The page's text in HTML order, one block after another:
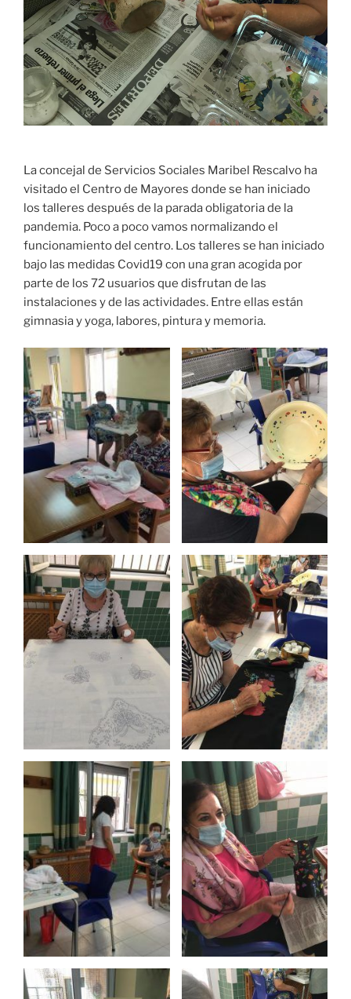
La concejal de Servicios Sociales Maribel Rescalvo ha
visitado el Centro de Mayores donde se han iniciado
los talleres después de la parada obligatoria de la
pandemia. Poco a poco vamos normalizando el
funcionamiento del centro. Los talleres se han iniciado
bajo las medidas Covid19 con una gran acogida por
parte de los 72 usuarios que disfrutan de las
instalaciones y de las actividades. Entre ellas están
gimnasia y yoga, labores, pintura y memoria.